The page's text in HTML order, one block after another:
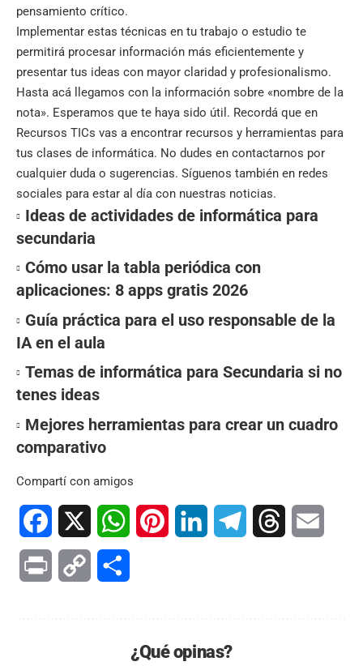
pensamiento crítico.
Implementar estas técnicas en tu trabajo o estudio te
permitirá procesar información más eficientemente y
presentar tus ideas con mayor claridad y profesionalismo.
Hasta acá llegamos con la información sobre «nombre de la
nota». Esperamos que te haya sido útil. Recordá que en
Recursos TICs vas a encontrar recursos y herramientas para
tus clases de informática. No dudes en contactarnos por
cualquier duda o sugerencias. Síguenos también en redes
sociales para estar al día con nuestras noticias.
Ideas de actividades de informática para
secundaria
Cómo usar la tabla periódica con
aplicaciones: 8 apps gratis 2026
Guía práctica para el uso responsable de la
IA en el aula
Temas de informática para Secundaria si no
tenes ideas
Mejores herramientas para crear un cuadro
comparativo
Compartí con amigos
Facebook WhatsAppPinterest LinkedIn TelegramThreads
Print Copy
¿Qué opinas?